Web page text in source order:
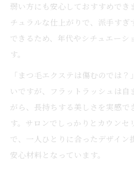
弱い方にも安心しておすすめでき
チュラルな仕上がりで、派手すぎ
できるため、年代やシチュエーシ
す。
「まつ毛エクステは傷むのでは
いですが、フラットラッシュは自
がら、長持ちする美しさを実感で
す。サロンでしっかりとカウンセ
で、一人ひとりに合ったデザイン
安心材料となっています。